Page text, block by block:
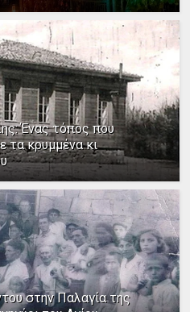
Ένας τόπος που
τα κρυμμένα κι
στην Παλαγία της